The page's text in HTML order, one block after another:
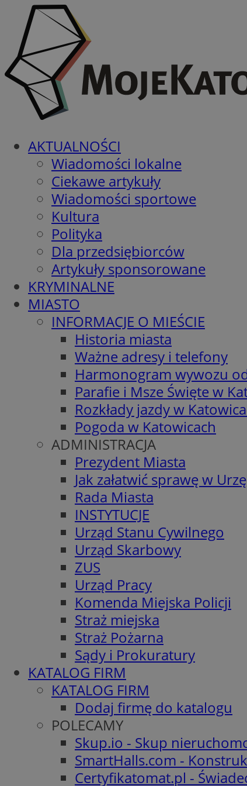
AKTUALNOŚCI
Wiadomości lokalne
Ciekawe artykuły
Wiadomości sportowe
Kultura
Polityka
Dla przedsiębiorców
Artykuły sponsorowane
KRYMINALNE
MIASTO
INFORMACJE O MIEŚCIE
Historia miasta
Ważne adresy i telefony
Harmonogram wywozu
Parafie i Msze Święte w
Rozkłady jazdy w
Pogoda w Katowicach
ADMINISTRACJA
Prezydent Miasta
Jak załatwić sprawę w
Rada Miasta
INSTYTUCJE
Urząd Stanu Cywilnego
Urząd Skarbowy
ZUS
Urząd Pracy
Komenda Miejska Policji
Straż miejska
Straż Pożarna
Sądy i Prokuratury
KATALOG FIRM
KATALOG FIRM
Dodaj firmę do katalogu
POLECAMY
Skup.io - Skup
SmartHalls.com -
Certyfikatomat.pl -